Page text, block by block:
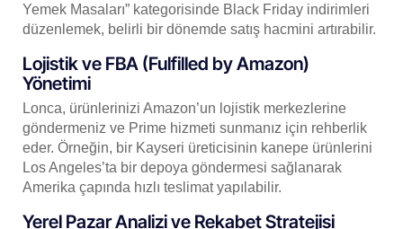
Yemek Masaları” kategorisinde Black Friday indirimleri
düzenlemek, belirli bir dönemde satış hacmini artırabilir.
Lojistik ve FBA (Fulfilled by Amazon)
Yönetimi
Lonca, ürünlerinizi Amazon’un lojistik merkezlerine
göndermeniz ve Prime hizmeti sunmanız için rehberlik
eder. Örneğin, bir Kayseri üreticisinin kanepe ürünlerini
Los Angeles’ta bir depoya göndermesi sağlanarak
Amerika çapında hızlı teslimat yapılabilir.
Yerel Pazar Analizi ve Rekabet Stratejisi